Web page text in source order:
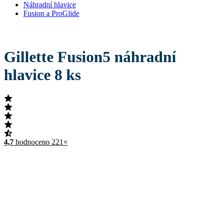
Náhradní hlavice
Fusion a ProGlide
Gillette Fusion5 náhradní
hlavice 8 ks
4,7 hodnoceno 221×